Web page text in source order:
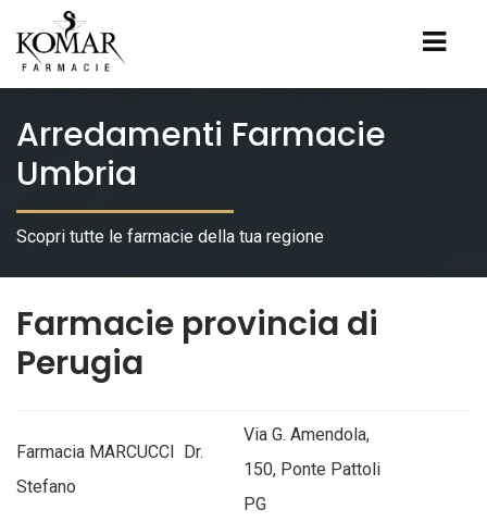
Arredamenti Farmacie
Umbria
Scopri tutte le farmacie della tua regione
Farmacie provincia di
Perugia
Farmacia MARCUCCI Dr.
Stefano
Via G. Amendola,
150, Ponte Pattoli
PG